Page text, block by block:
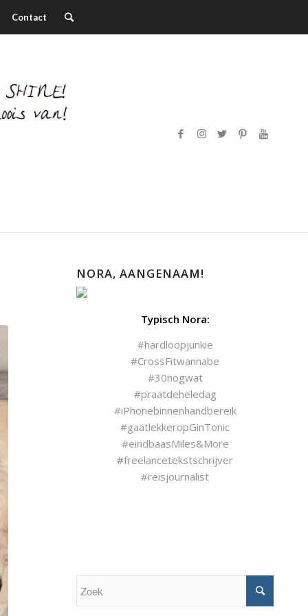
Contact
NORA, AANGENAAM!
Typisch Nora:
#hardloopjunkie
#CrossFitwannabe
#30nogwat
#praatdeheledag
#iPhonebinnenhandbereik
#gaatlekkeropGinTonic
#eindbaasMiles&More
#freelancetekstschrijver
#reisjournalist